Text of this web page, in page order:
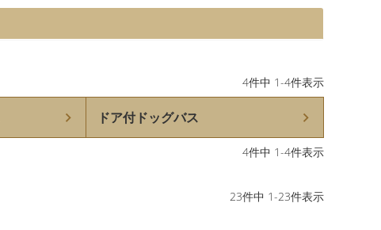
4件中 1-4件表示
ドア付ドッグバス
4件中 1-4件表示
23件中 1-23件表示